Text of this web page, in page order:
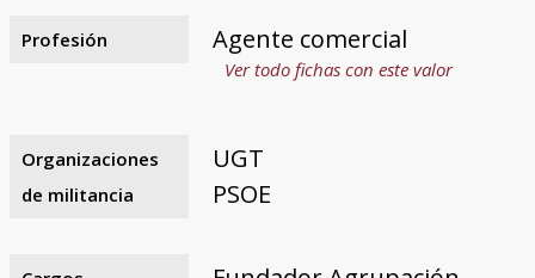
Profesión Agente comercial
Ver todo fichas con este valor
Organizaciones
de militancia
UGT
PSOE